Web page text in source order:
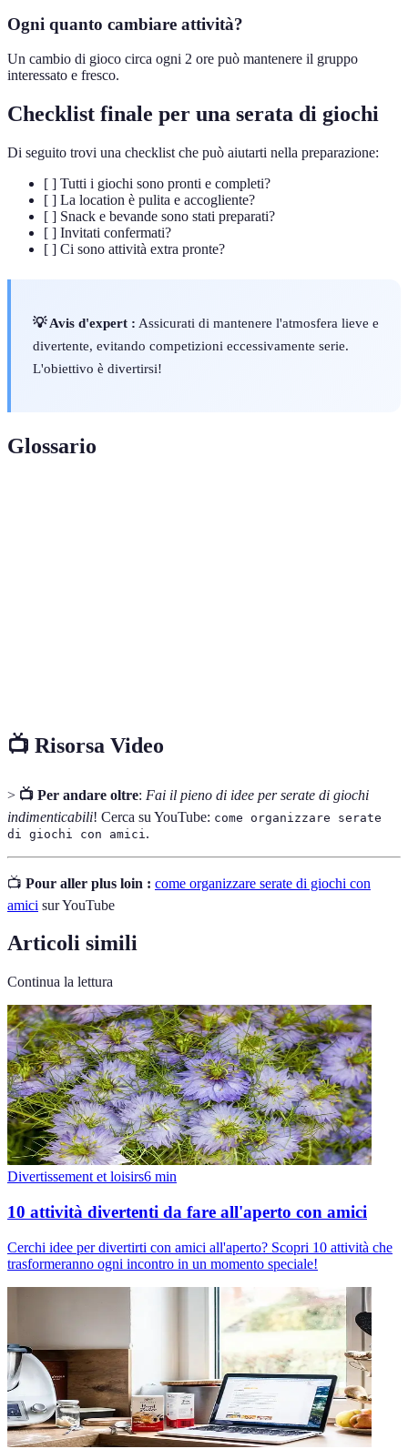
Ogni quanto cambiare attività?
Un cambio di gioco circa ogni 2 ore può mantenere il gruppo
interessato e fresco.
Checklist finale per una serata di giochi
Di seguito trovi una checklist che può aiutarti nella preparazione:
[ ] Tutti i giochi sono pronti e completi?
[ ] La location è pulita e accogliente?
[ ] Snack e bevande sono stati preparati?
[ ] Invitati confermati?
[ ] Ci sono attività extra pronte?
💡 Avis d'expert : Assicurati di mantenere l'atmosfera lieve e
divertente, evitando competizioni eccessivamente serie.
L'obiettivo è divertirsi!
Glossario
📺 Risorsa Video
> 📺 Per andare oltre: Fai il pieno di idee per serate di giochi
indimenticabili! Cerca su YouTube: come organizzare serate
di giochi con amici .
📺 Pour aller plus loin : come organizzare serate di giochi con
amici sur YouTube
Articoli simili
Continua la lettura
Divertissement et loisirs6 min
10 attività divertenti da fare all'aperto con amici
Cerchi idee per divertirti con amici all'aperto? Scopri 10 attività che
trasformeranno ogni incontro in un momento speciale!